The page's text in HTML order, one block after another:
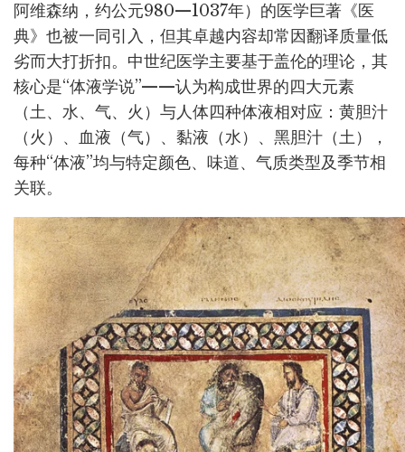
阿维森纳，约公元980—1037年）的医学巨著《医
典》也被一同引入，但其卓越内容却常因翻译质量低
劣而大打折扣。中世纪医学主要基于盖伦的理论，其
核心是“体液学说”——认为构成世界的四大元素
（土、水、气、火）与人体四种体液相对应：黄胆汁
（火）、血液（气）、黏液（水）、黑胆汁（土），
每种“体液”均与特定颜色、味道、气质类型及季节相
关联。